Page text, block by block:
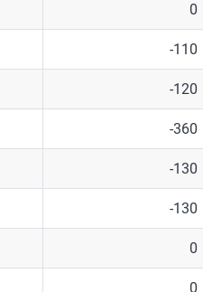
0
-110
-120
-360
-130
-130
0
0